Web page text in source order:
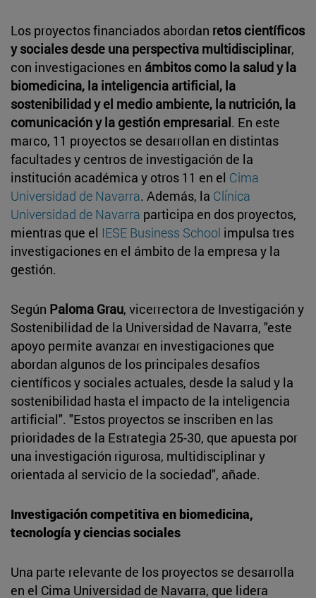
Los proyectos financiados abordan retos científicos
y sociales desde una perspectiva multidisciplinar,
con investigaciones en ámbitos como la salud y la
biomedicina, la inteligencia artificial, la
sostenibilidad y el medio ambiente, la nutrición, la
comunicación y la gestión empresarial. En este
marco, 11 proyectos se desarrollan en distintas
facultades y centros de investigación de la
institución académica y otros 11 en el Cima
Universidad de Navarra. Además, la Clínica
Universidad de Navarra participa en dos proyectos,
mientras que el IESE Business School impulsa tres
investigaciones en el ámbito de la empresa y la
gestión.
Según Paloma Grau, vicerrectora de Investigación y
Sostenibilidad de la Universidad de Navarra, "este
apoyo permite avanzar en investigaciones que
abordan algunos de los principales desafíos
científicos y sociales actuales, desde la salud y la
sostenibilidad hasta el impacto de la inteligencia
artificial". "Estos proyectos se inscriben en las
prioridades de la Estrategia 25-30, que apuesta por
una investigación rigurosa, multidisciplinar y
orientada al servicio de la sociedad", añade.
Investigación competitiva en biomedicina,
tecnología y ciencias sociales
Una parte relevante de los proyectos se desarrolla
en el Cima Universidad de Navarra, que lidera